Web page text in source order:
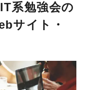
系勉強会の
サイト・